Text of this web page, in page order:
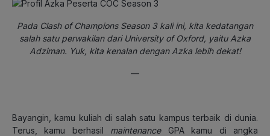
Pada Clash of Champions Season 3 kali ini, kita kedatangan
salah satu perwakilan dari University of Oxford, yaitu Azka
Adziman. Yuk, kita kenalan dengan Azka lebih dekat!
—
Bayangin, kamu kuliah di salah satu kampus terbaik di dunia.
Terus, kamu berhasil maintenance GPA kamu di angka